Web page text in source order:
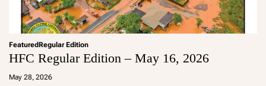
Featured Regular Edition
HFC Regular Edition – May 16, 2026
May 28, 2026
a